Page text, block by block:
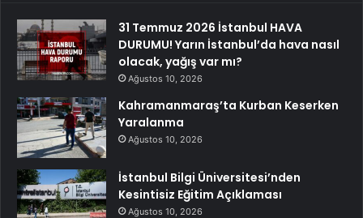
31 Temmuz 2026 İstanbul HAVA
DURUMU! Yarın İstanbul’da hava nasıl
olacak, yağış var mı?
Ağustos 10, 2026
Kahramanmaraş’ta Kurban Keserken
Yaralanma
Ağustos 10, 2026
İstanbul Bilgi Üniversitesi’nden
Kesintisiz Eğitim Açıklaması
Ağustos 10, 2026